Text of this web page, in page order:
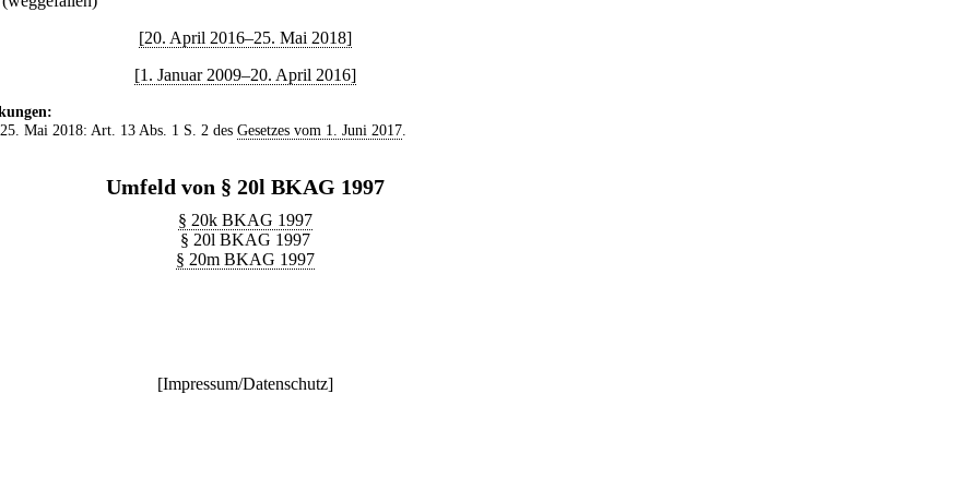
[20. April 2016–25. Mai 2018]
[1. Januar 2009–20. April 2016]
Mai 2018: Art. 13 Abs. 1 S. 2 des Gesetzes vom 1. Juni 2017.
Umfeld von § 20l BKAG 1997
§ 20k BKAG 1997
§ 20l BKAG 1997
§ 20m BKAG 1997
[Impressum/Datenschutz]